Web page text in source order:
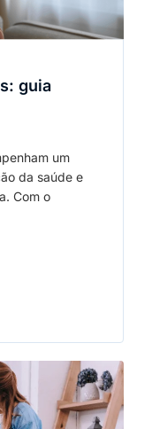
guia
um
da saúde e
Com o